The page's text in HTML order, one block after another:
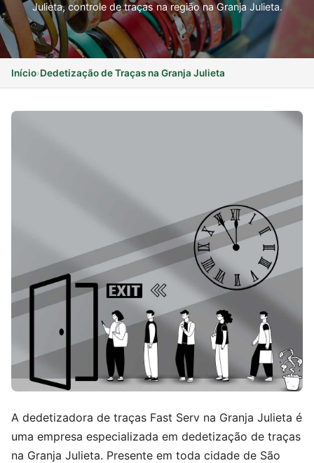
Julieta, controle de traças na região na Granja Julieta.
Início›Dedetização de Traças na Granja Julieta
A dedetizadora de traças Fast Serv na Granja Julieta é
uma empresa especializada em dedetização de traças
na Granja Julieta. Presente em toda cidade de São